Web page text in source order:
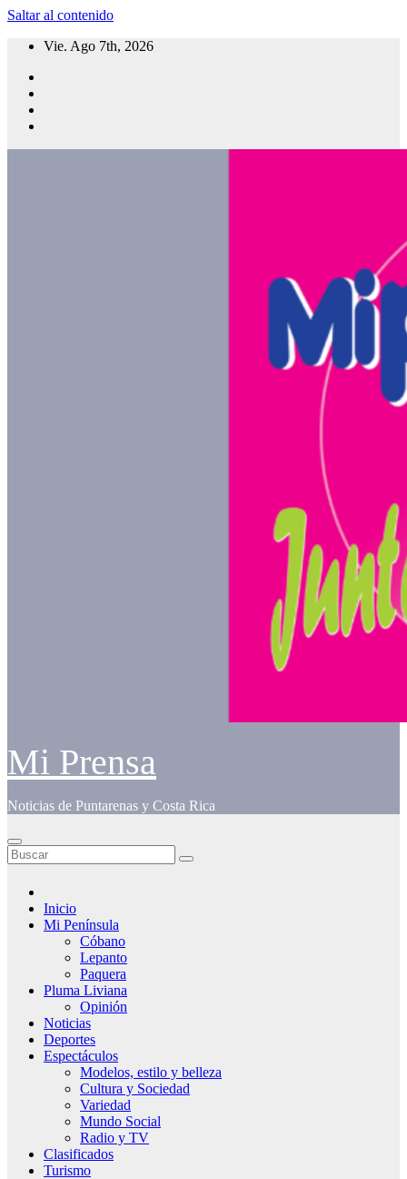
Saltar al contenido
Vie. Ago 7th, 2026
Mi Prensa
Noticias de Puntarenas y Costa Rica
Inicio
Mi Península
Cóbano
Lepanto
Paquera
Pluma Liviana
Opinión
Noticias
Deportes
Espectáculos
Modelos, estilo y belleza
Cultura y Sociedad
Variedad
Mundo Social
Radio y TV
Clasificados
Turismo